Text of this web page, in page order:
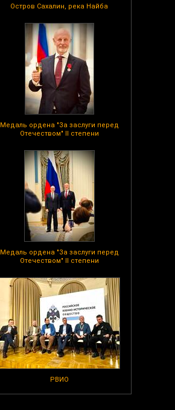
Остров Сахалин, река Найба
Медаль ордена "За заслуги перед
Отечеством" II степени
Медаль ордена "За заслуги перед
Отечеством" II степени
РВИО